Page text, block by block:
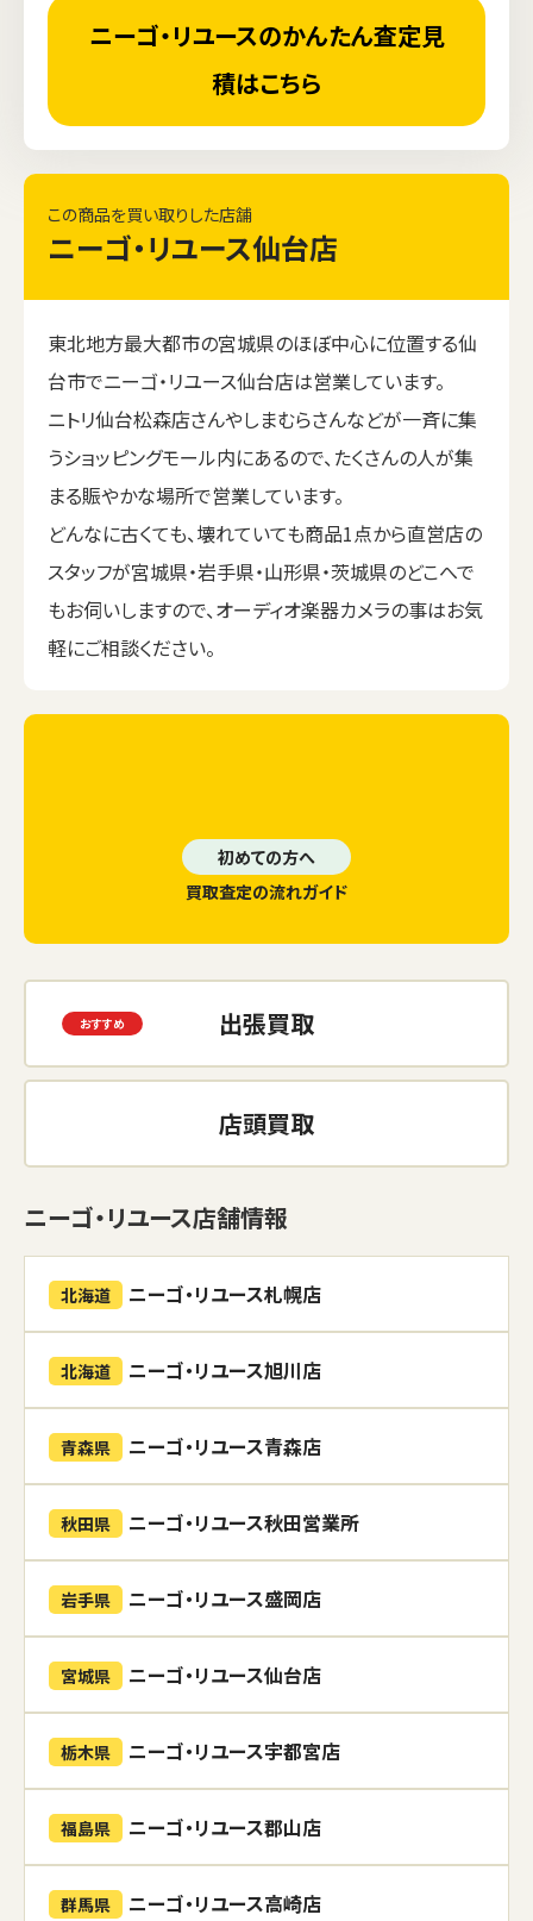
ニーゴ・リユースのかんたん査定見
積はこちら
この商品を買い取りした店舗
ニーゴ・リユース仙台店
東北地方最大都市の宮城県のほぼ中心に位置する仙
台市でニーゴ・リユース仙台店は営業しています。
ニトリ仙台松森店さんやしまむらさんなどが一斉に集
うショッピングモール内にあるので、たくさんの人が集
まる賑やかな場所で営業しています。
どんなに古くても、壊れていても商品1点から直営店の
スタッフが宮城県・岩手県・山形県・茨城県のどこへで
もお伺いしますので、オーディオ楽器カメラの事はお気
軽にご相談ください。
初めての方へ
買取査定の流れガイド
出張買取
店頭買取
ニーゴ・リユース店舗情報
北海道 ニーゴ・リユース札幌店
北海道 ニーゴ・リユース旭川店
青森県 ニーゴ・リユース青森店
秋田県 ニーゴ・リユース秋田営業所
岩手県 ニーゴ・リユース盛岡店
宮城県 ニーゴ・リユース仙台店
栃木県 ニーゴ・リユース宇都宮店
福島県 ニーゴ・リユース郡山店
群馬県 ニーゴ・リユース高崎店